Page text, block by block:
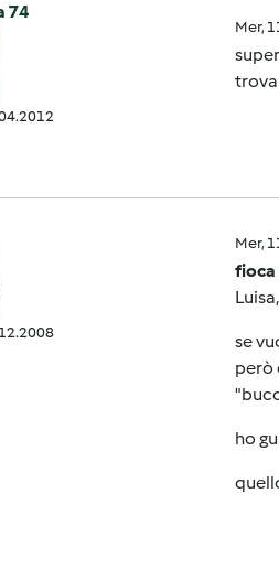
74
Mer,
Mer,
se
però
ho